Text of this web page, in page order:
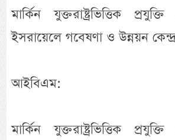
মার্কিন যুক্তরাষ্ট্রভিত্তিক
ইসরায়েলে গবেষণা ও উন্নয়ন
আইবিএম:
মার্কিন যুক্তরাষ্ট্রভিত্তিক